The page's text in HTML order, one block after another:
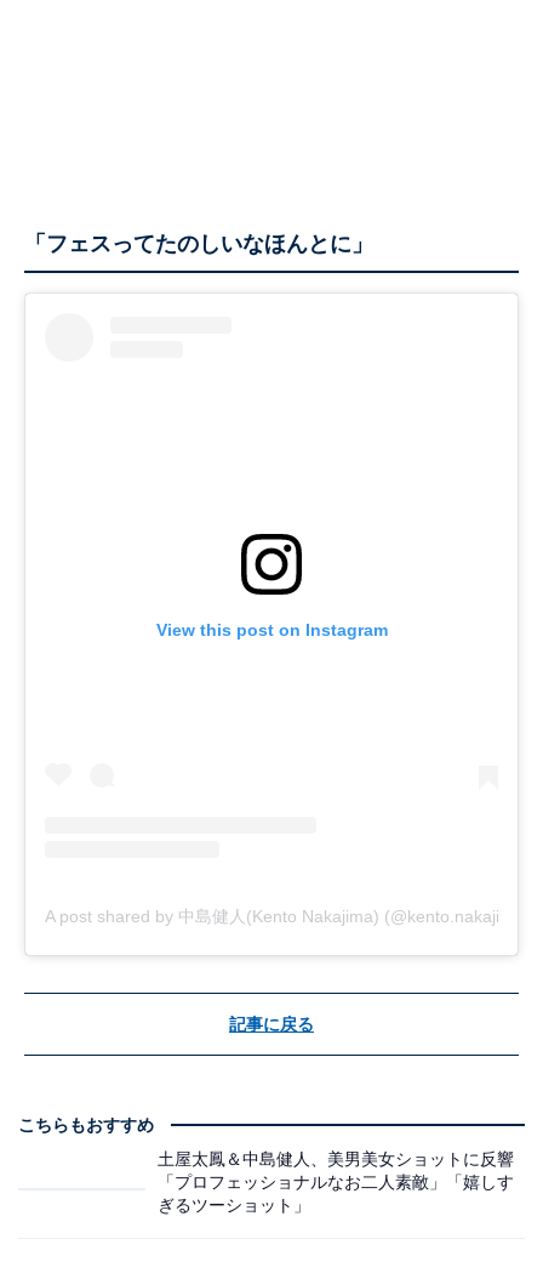
「フェスってたのしいなほんとに」
View this post on Instagram
A post shared by 中島健人(Kento Nakajima)
記事に戻る
こちらもおすすめ
土屋太鳳＆中島健人、美男美女ショットに反響
「プロフェッショナルなお二人素敵」「嬉しす
ぎるツーショット」